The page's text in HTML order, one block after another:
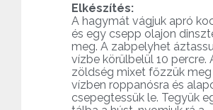
Elkészítés:
A hagymát vágjuk apró
és egy csepp olajon
meg. A zabpelyhet
vízbe körülbelül 10 percre.
zöldség mixet főzzük meg
vízben roppanósra és
csepegtessük le. Tegyük